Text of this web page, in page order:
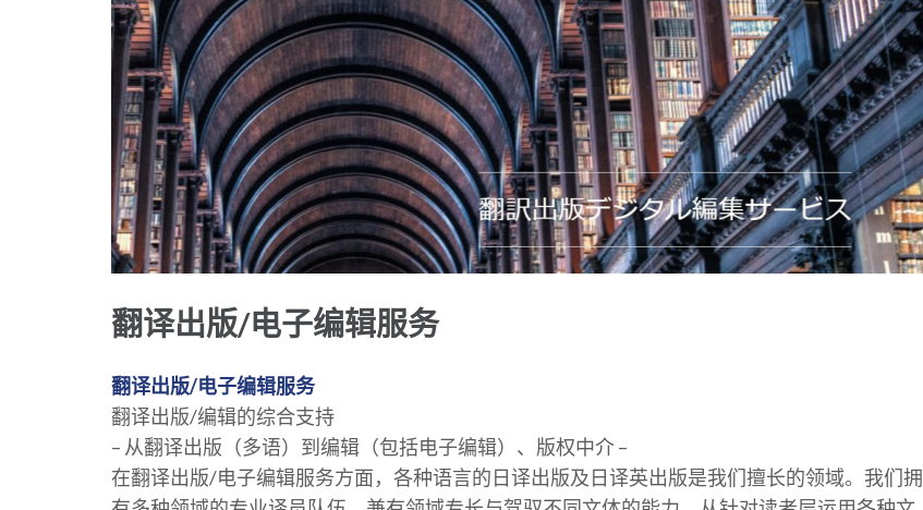
翻译出版/电子编辑服务
翻译出版/电子编辑服务
翻译出版/编辑的综合支持
– 从翻译出版（多语）到编辑（包括电子编辑）、版权中介 –
在翻译出版/电子编辑服务方面，各种语言的日译出版及日译英出版是我们擅长的领域。我们拥